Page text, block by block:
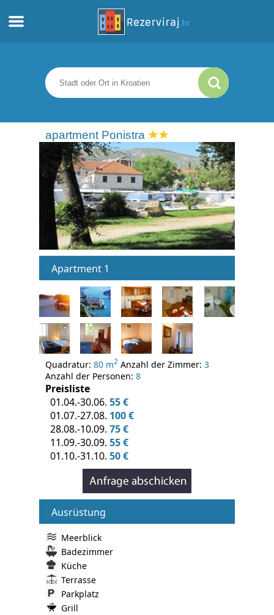
Apartments
Touristeninformation
Strände
webcams
Treffen Sie Kroatien
museen
apartment Ponistra
Apartment 1
Quadratur: 80 m2 Anzahl der Zimmer: 3
Anzahl der Personen: 8
Preisliste
01.04.-30.06. 55 €
01.07.-27.08. 100 €
28.08.-10.09. 75 €
11.09.-30.09. 55 €
01.10.-31.10. 50 €
Ausrüstung
Meerblick
Badezimmer
Küche
Terrasse
Parkplatz
Grill